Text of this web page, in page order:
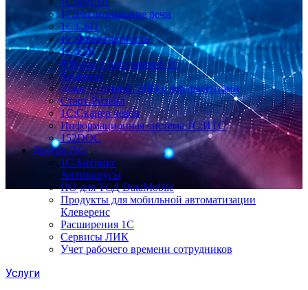
1С:Распознавание речи
1С:СБП
1С:Финотчетность
1С:EDI
ЮКаssа в программах 1С
Smartway
Доки — сервис ЭДО с контрагентами
Старт-Ритейл
1С:Сканер чеков
Информационная система 1С:ИТС
152DOC
Другое ПО
1С-Битрикс
Антивирусы
ПО для ТСД DataMobile
Продукты для мобильной автоматизации
Клеверенс
Расширения 1С
Сервисы ЛИК
Учет рабочего времени сотрудников
Услуги